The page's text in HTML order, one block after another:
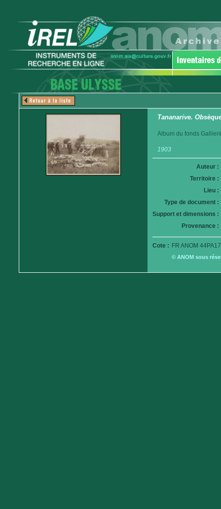
Tananarive.
Album du fonds
1903
Auteur :
Territoire :
Lieu :
Type de document :
Support et dimensions :
Provenance :
Cote : FR ANOM
© ANOM sous